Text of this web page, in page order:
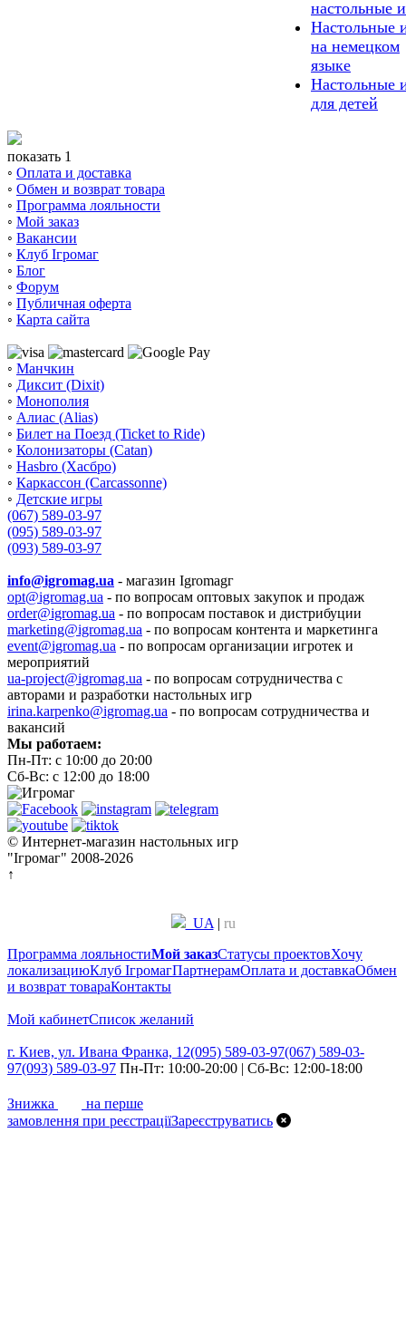
настольные
Настольные
на немецком
языке
Настольные
для детей
показать 1
◦ Оплата и доставка
◦ Обмен и возврат товара
◦ Программа лояльности
◦ Мой заказ
◦ Вакансии
◦ Клуб Ігромаг
◦ Блог
◦ Форум
◦ Публичная оферта
◦ Карта сайта
◦ Манчкин
◦ Диксит (Dixit)
◦ Монополия
◦ Алиас (Alias)
◦ Билет на Поезд (Ticket to Ride)
◦ Колонизаторы (Catan)
◦ Hasbro (Хасбро)
◦ Каркассон (Carcassonne)
◦ Детские игры
(067) 589-03-97
(095) 589-03-97
(093) 589-03-97
info@igromag.ua - магазин Igromagг
opt@igromag.ua - по вопросам оптовых закупок и продаж
order@igromag.ua - по вопросам поставок и дистрибуции
marketing@igromag.ua - по вопросам контента и маркетинга
event@igromag.ua - по вопросам организации игротек и
мероприятий
ua-project@igromag.ua - по вопросам сотрудничества с
авторами и разработки настольных игр
irina.karpenko@igromag.ua - по вопросам сотрудничества и
вакансий
Мы работаем:
Пн-Пт: с 10:00 до 20:00
Сб-Вс: с 12:00 до 18:00
© Интернет-магазин настольных игр
"Ігромаг" 2008-2026
↑
UA | ru
Программа лояльностиМой заказСтатусы проектовХочу
локализациюКлуб ІгромагПартнерамОплата и доставкаОбмен
и возврат товараКонтакты
Мой кабинетСписок желаний
г. Киев, ул. Ивана Франка, 12(095) 589-03-97(067) 589-03-
97(093) 589-03-97 Пн-Пт: 10:00-20:00 | Сб-Вс: 12:00-18:00
Знижка
на перше
замовлення при реєстраціїЗареєструватись